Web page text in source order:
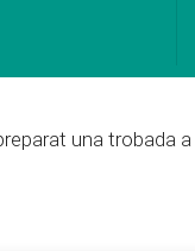
una trobada a